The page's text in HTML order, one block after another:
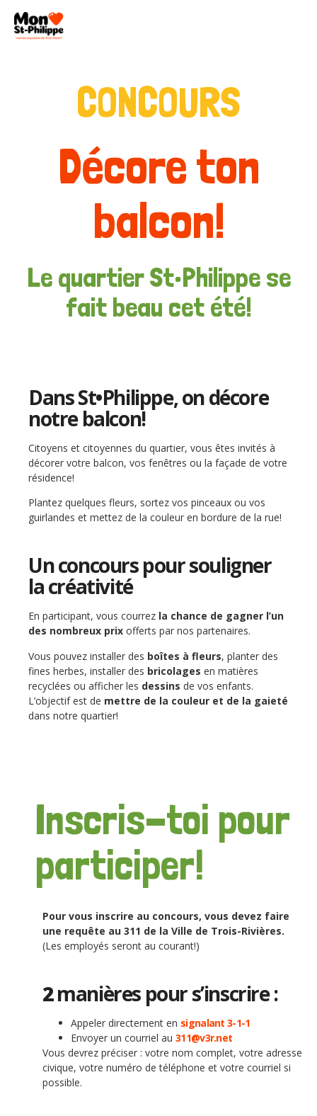
CONCOURS
Décore ton
balcon!
Le quartier St•Philippe se
fait beau cet été!
Dans St•Philippe, on décore
notre balcon!
Citoyens et citoyennes du quartier, vous êtes invités à
décorer votre balcon, vos fenêtres ou la façade de votre
résidence!
Plantez quelques fleurs, sortez vos pinceaux ou vos
guirlandes et mettez de la couleur en bordure de la rue!
Un concours pour souligner
la créativité
En participant, vous courrez la chance de gagner l’un
des nombreux prix offerts par nos partenaires.
Vous pouvez installer des boîtes à fleurs, planter des
fines herbes, installer des bricolages en matières
recyclées ou afficher les dessins de vos enfants.
L’objectif est de mettre de la couleur et de la gaieté
dans notre quartier!
Inscris-toi pour
participer!
Pour vous inscrire au concours, vous devez faire
une requête au 311 de la Ville de Trois-Rivières.
(Les employés seront au courant!)
2manières pour s’inscrire :
Appeler directement en signalant 3-1-1
Envoyer un courriel au 311@v3r.net
Vous devrez préciser : votre nom complet, votre adresse
civique, votre numéro de téléphone et votre courriel si
possible.